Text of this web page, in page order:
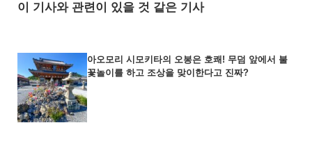
이 기사와 관련이 있을 것 같은 기사
아오모리 시모키타의 오봉은 호쾌! 무덤 앞에서 불
꽃놀이를 하고 조상을 맞이한다고 진짜?